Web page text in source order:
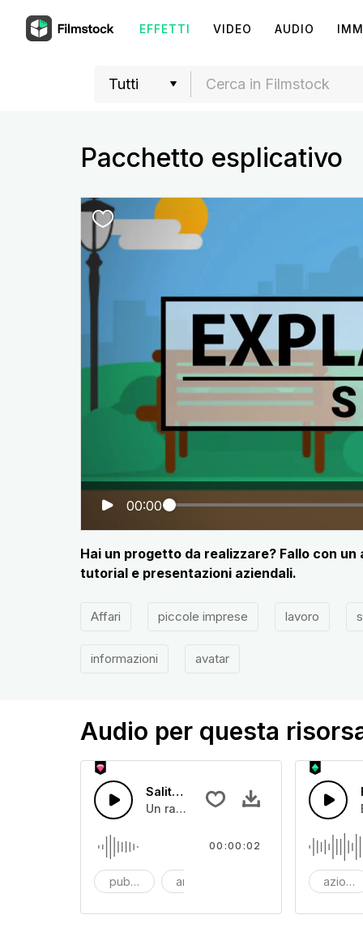
EFFETTI VIDEO AUDIO
Pacchetto esplicativo
00:00
Hai un progetto da realizzare? Fallo con
tutorial e presentazioni aziendali.
Affari piccole imprese lavoro
informazioni avatar
Audio per questa
Salita nello spazio
Un rapido aumento del vento
pubblicità ambient background
00:00:02
azione